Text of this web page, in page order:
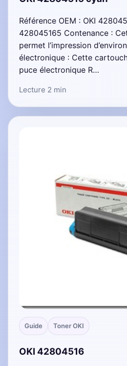
Référence OEM : OKI
428045165 Contenance :
permet l’impression
électronique : Cette
puce électronique R…
Lecture 2 min
Guide Toner OKI
OKI 42804516